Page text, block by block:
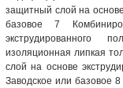
защитный слой на
базовое 7
экструдированного
изоляционная липкая
слой на основе
Заводское или базовое